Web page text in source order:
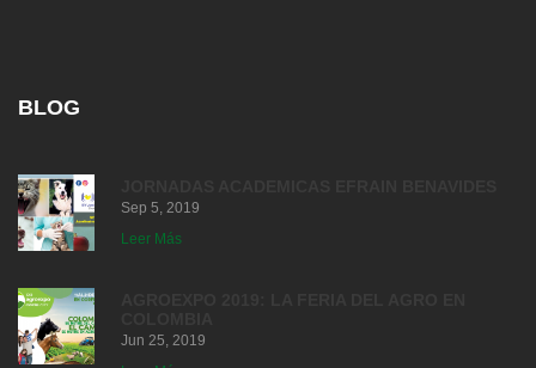
BLOG
Sep 5, 2019
Leer Más
Jun 25, 2019